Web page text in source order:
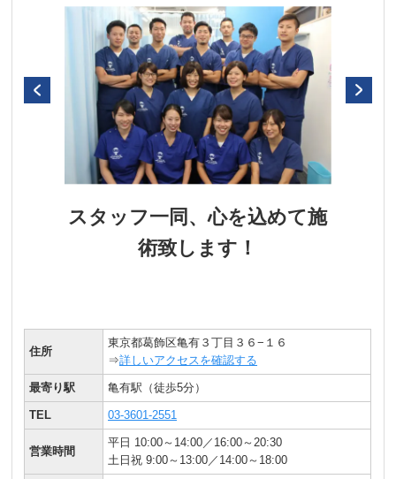
スタッフ一同、心を込めて施
術致します！
住所
東京都葛飾区亀有３丁目３６−１６
⇒詳しいアクセスを確認する
最寄り駅 亀有駅（徒歩5分）
TEL 03-3601-2551
営業時間
平日 10:00～14:00／16:00～20:30
土日祝 9:00～13:00／14:00～18:00